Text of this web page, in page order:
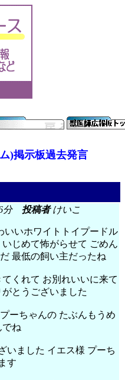
)掲示板過去発言
分 投稿者けいこ
いいホワイトトイプードル
じめて怖がらせて ごめん
最低の飼い主だったね
くれて お別れいいに来て
とうございました
ーちゃんの たぶんもうめ
でね
いました イエス様 プーち
す